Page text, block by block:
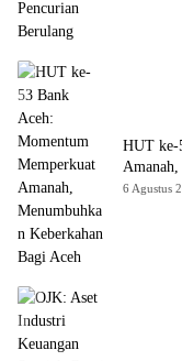
HUT ke-
6 Agustus